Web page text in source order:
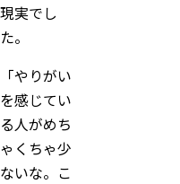
現実でし
た。
「やりがい
を感じてい
る人がめち
ゃくちゃ少
ないな。こ